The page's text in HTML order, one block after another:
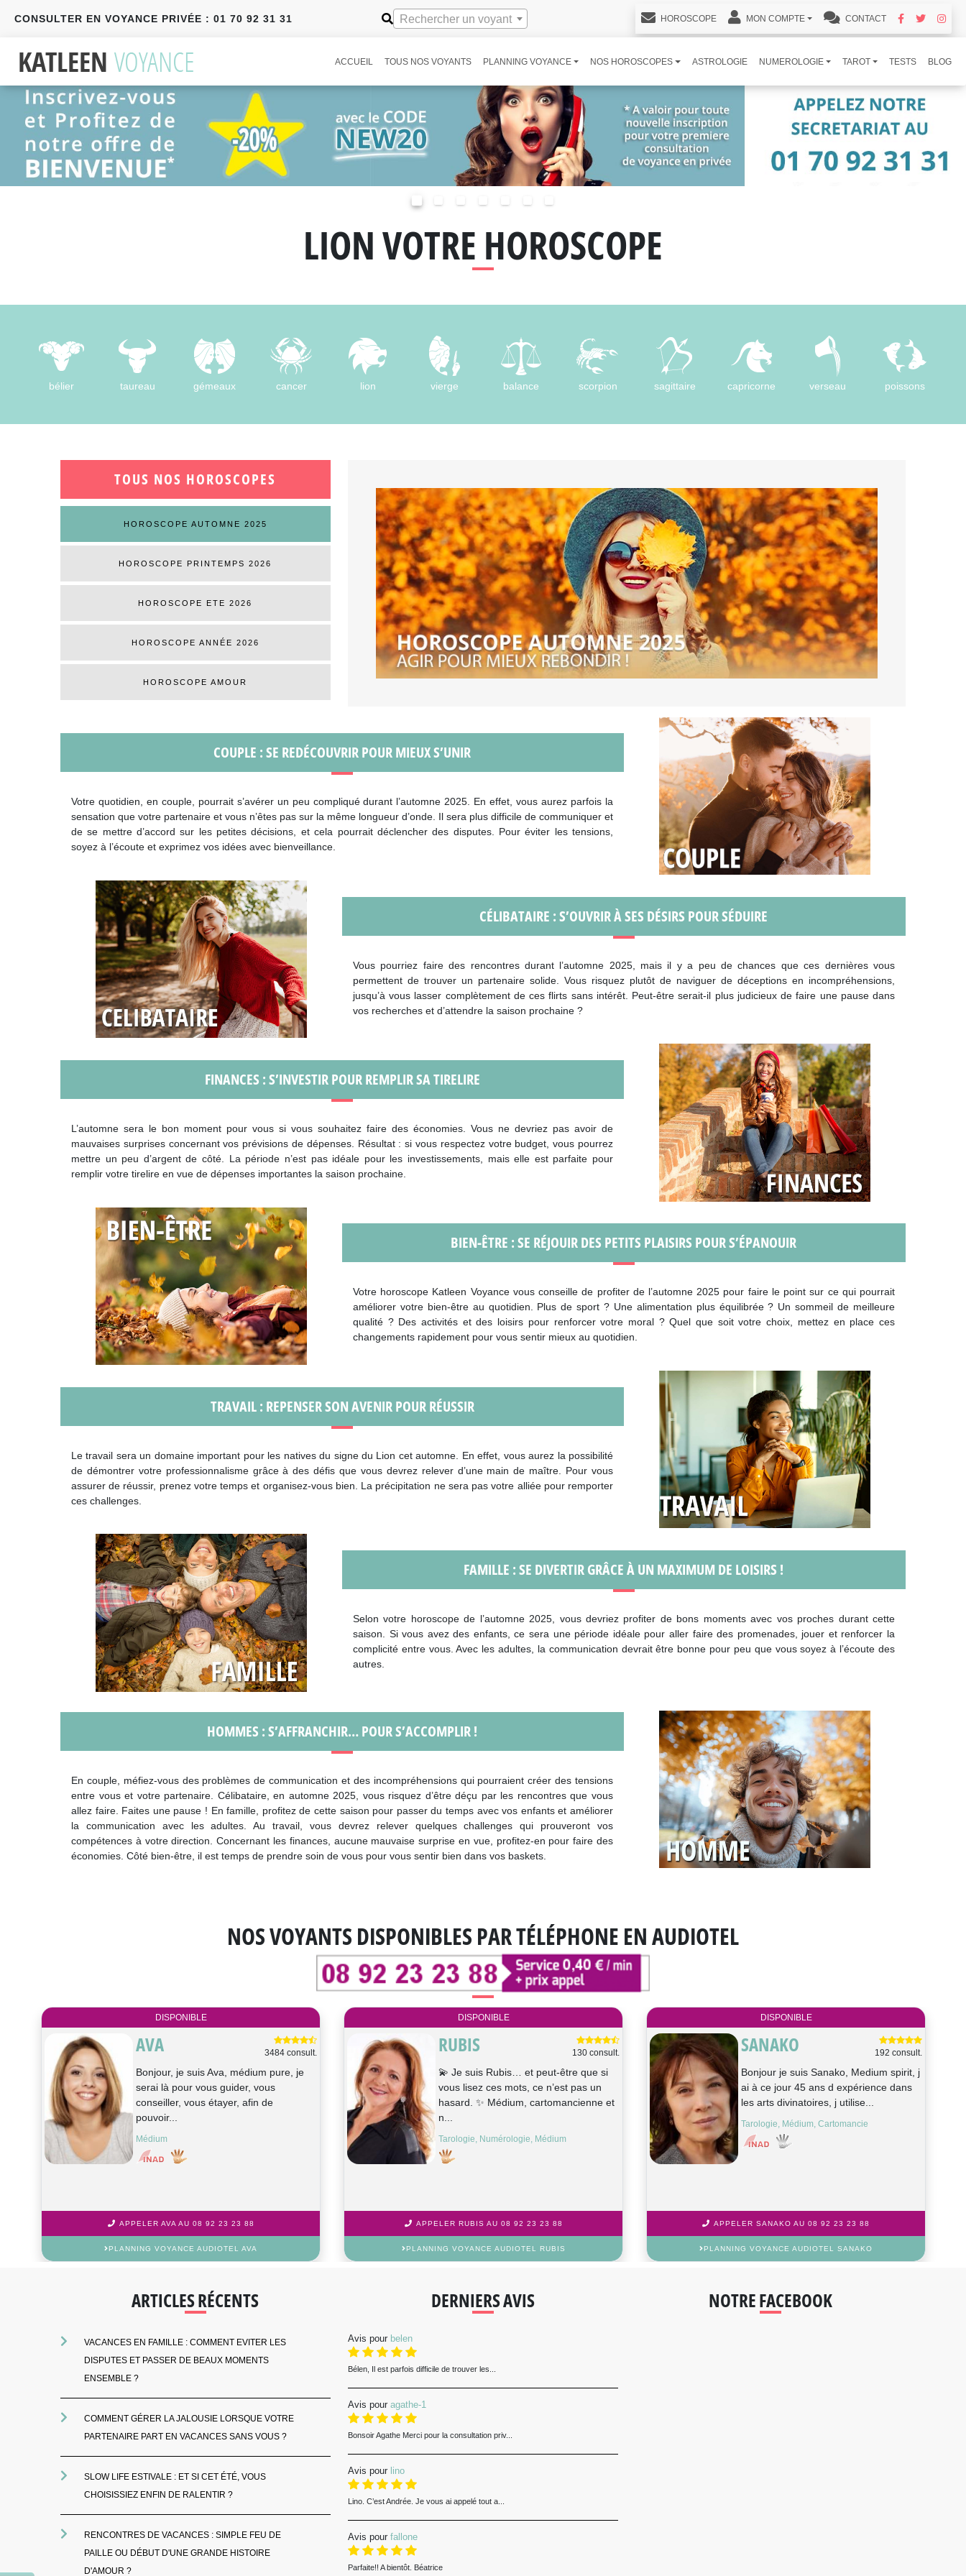
CONSULTER EN VOYANCE PRIVÉE : 01 70 92 31 31 Rechercher un voyant HOROSCOPE MON COMPTE CONTACT
ACCUEIL TOUS NOS VOYANTS PLANNING VOYANCE NOS HOROSCOPES ASTROLOGIE NUMEROLOGIE TAROT TESTS BLOG
LION VOTRE HOROSCOPE
bélier taureau gémeaux cancer lion vierge balance scorpion sagittaire capricorne verseau poissons
TOUS NOS HOROSCOPES
HOROSCOPE AUTOMNE 2025
HOROSCOPE PRINTEMPS 2026
HOROSCOPE ETE 2026
HOROSCOPE ANNÉE 2026
HOROSCOPE AMOUR
COUPLE : SE REDÉCOUVRIR POUR MIEUX S’UNIR
Votre quotidien, en couple, pourrait s’avérer un peu compliqué durant l’automne 2025. En effet, vous aurez parfois la
sensation que votre partenaire et vous n’êtes pas sur la même longueur d’onde. Il sera plus difficile de communiquer et
de se mettre d’accord sur les petites décisions, et cela pourrait déclencher des disputes. Pour éviter les tensions,
soyez à l’écoute et exprimez vos idées avec bienveillance.
CÉLIBATAIRE : S’OUVRIR À SES DÉSIRS POUR SÉDUIRE
Vous pourriez faire des rencontres durant l’automne 2025, mais il y a peu de chances que ces dernières vous
permettent de trouver un partenaire solide. Vous risquez plutôt de naviguer de déceptions en incompréhensions,
jusqu’à vous lasser complètement de ces flirts sans intérêt. Peut-être serait-il plus judicieux de faire une pause dans
vos recherches et d’attendre la saison prochaine ?
FINANCES : S’INVESTIR POUR REMPLIR SA TIRELIRE
L’automne sera le bon moment pour vous si vous souhaitez faire des économies. Vous ne devriez pas avoir de
mauvaises surprises concernant vos prévisions de dépenses. Résultat : si vous respectez votre budget, vous pourrez
mettre un peu d’argent de côté. La période n’est pas idéale pour les investissements, mais elle est parfaite pour
remplir votre tirelire en vue de dépenses importantes la saison prochaine.
BIEN-ÊTRE : SE RÉJOUIR DES PETITS PLAISIRS POUR S’ÉPANOUIR
Votre horoscope Katleen Voyance vous conseille de profiter de l’automne 2025 pour faire le point sur ce qui pourrait
améliorer votre bien-être au quotidien. Plus de sport ? Une alimentation plus équilibrée ? Un sommeil de meilleure
qualité ? Des activités et des loisirs pour renforcer votre moral ? Quel que soit votre choix, mettez en place ces
changements rapidement pour vous sentir mieux au quotidien.
TRAVAIL : REPENSER SON AVENIR POUR RÉUSSIR
Le travail sera un domaine important pour les natives du signe du Lion cet automne. En effet, vous aurez la possibilité
de démontrer votre professionnalisme grâce à des défis que vous devrez relever d’une main de maître. Pour vous
assurer de réussir, prenez votre temps et organisez-vous bien. La précipitation ne sera pas votre alliée pour remporter
ces challenges.
FAMILLE : SE DIVERTIR GRÂCE À UN MAXIMUM DE LOISIRS !
Selon votre horoscope de l’automne 2025, vous devriez profiter de bons moments avec vos proches durant cette
saison. Si vous avez des enfants, ce sera une période idéale pour aller faire des promenades, jouer et renforcer la
complicité entre vous. Avec les adultes, la communication devrait être bonne pour peu que vous soyez à l’écoute des
autres.
HOMMES : S’AFFRANCHIR… POUR S’ACCOMPLIR !
En couple, méfiez-vous des problèmes de communication et des incompréhensions qui pourraient créer des tensions
entre vous et votre partenaire. Célibataire, en automne 2025, vous risquez d’être déçu par les rencontres que vous
allez faire. Faites une pause ! En famille, profitez de cette saison pour passer du temps avec vos enfants et améliorer
la communication avec les adultes. Au travail, vous devrez relever quelques challenges qui prouveront vos
compétences à votre direction. Concernant les finances, aucune mauvaise surprise en vue, profitez-en pour faire des
économies. Côté bien-être, il est temps de prendre soin de vous pour vous sentir bien dans vos baskets.
NOS VOYANTS DISPONIBLES PAR TÉLÉPHONE EN AUDIOTEL
DISPONIBLE
AVA 3484 consult.
Bonjour, je suis Ava, médium pure, je
serai là pour vous guider, vous
conseiller, vous étayer, afin de
pouvoir...
Médium
APPELER AVA AU 08 92 23 23 88
PLANNING VOYANCE AUDIOTEL AVA
DISPONIBLE
RUBIS 130 consult.
💫 Je suis Rubis… et peut-être que si
vous lisez ces mots, ce n’est pas un
hasard. ✨ Médium, cartomancienne et
n...
Tarologie, Numérologie, Médium
APPELER RUBIS AU 08 92 23 23 88
PLANNING VOYANCE AUDIOTEL RUBIS
DISPONIBLE
SANAKO 192 consult.
Bonjour je suis Sanako, Medium spirit, j
ai à ce jour 45 ans d expérience dans
les arts divinatoires, j utilise...
Tarologie, Médium, Cartomancie
APPELER SANAKO AU 08 92 23 23 88
PLANNING VOYANCE AUDIOTEL SANAKO
ARTICLES RÉCENTS
VACANCES EN FAMILLE : COMMENT EVITER LES
DISPUTES ET PASSER DE BEAUX MOMENTS
ENSEMBLE ?
COMMENT GÉRER LA JALOUSIE LORSQUE VOTRE
PARTENAIRE PART EN VACANCES SANS VOUS ?
SLOW LIFE ESTIVALE : ET SI CET ÉTÉ, VOUS
CHOISISSIEZ ENFIN DE RALENTIR ?
RENCONTRES DE VACANCES : SIMPLE FEU DE
PAILLE OU DÉBUT D'UNE GRANDE HISTOIRE
D'AMOUR ?
DERNIERS AVIS
Avis pour belen
Bélen, Il est parfois difficile de trouver les...
Avis pour agathe-1
Bonsoir Agathe Merci pour la consultation priv...
Avis pour lino
Lino. C’est Andrée. Je vous ai appelé tout a...
Avis pour fallone
Parfaite!! A bientôt. Béatrice
NOTRE FACEBOOK